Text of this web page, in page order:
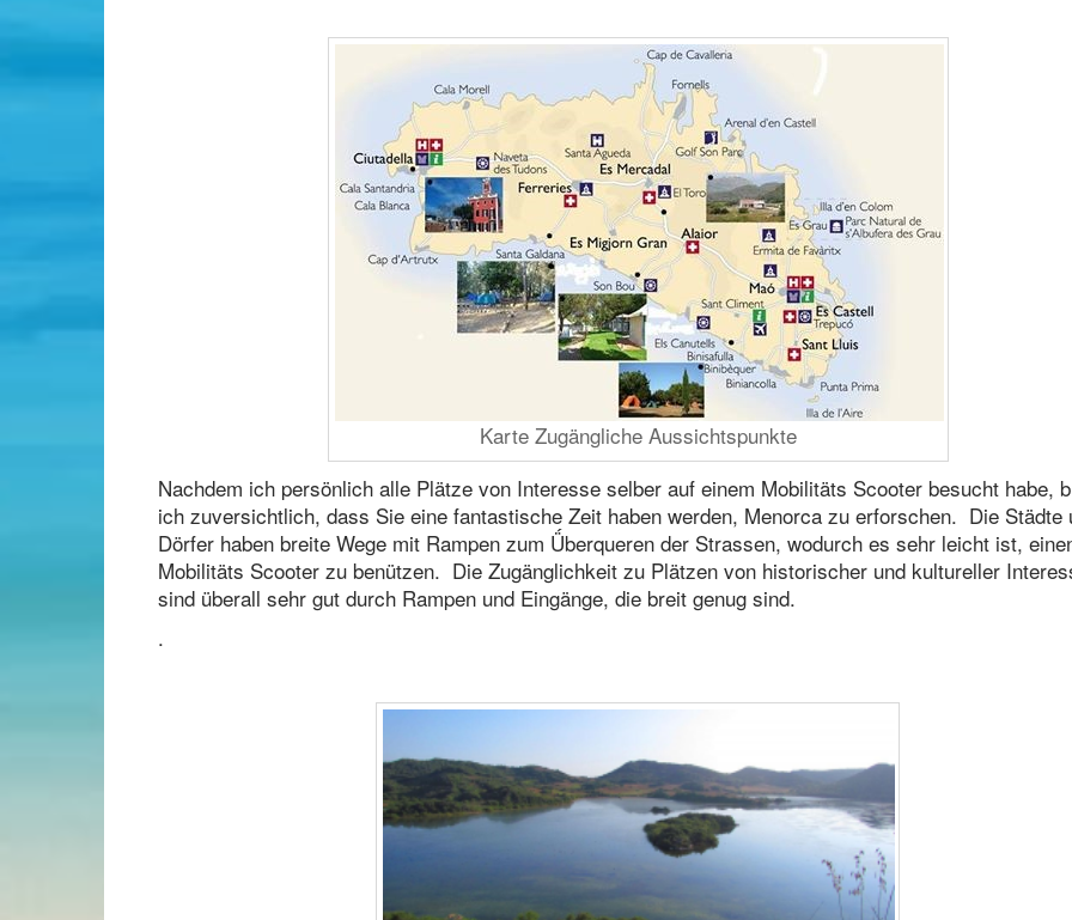
Karte Zugängliche Aussichtspunkte
Nachdem ich persönlich alle Plätze von Interesse selber auf einem Mobilitäts Scooter besucht habe,
ich zuversichtlich, dass Sie eine fantastische Zeit haben werden, Menorca zu erforschen. Die Städte
Dörfer haben breite Wege mit Rampen zum Ǘberqueren der Strassen, wodurch es sehr leicht ist,
Mobilitäts Scooter zu benützen. Die Zugänglichkeit zu Plätzen von historischer und kultureller
sind überall sehr gut durch Rampen und Eingänge, die breit genug sind.
.